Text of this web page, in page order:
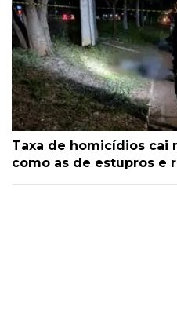
Taxa de homicídios cai
como as de estupros e